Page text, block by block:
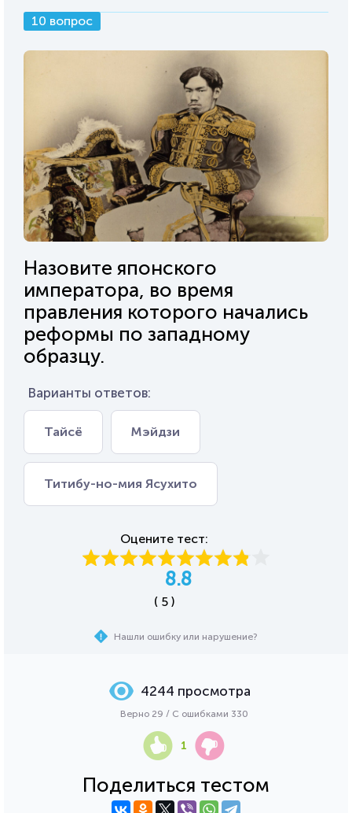
10 вопрос
Назовите японского
императора, во время
правления которого начались
реформы по западному
образцу.
Варианты ответов:
Тайсё Мэйдзи
Титибу-но-мия Ясухито
Оцените тест:
8.8
( 5 )
Нашли ошибку или нарушение?
Поделиться тестом
4244 просмотра
Верно 29 / С ошибками 330
1